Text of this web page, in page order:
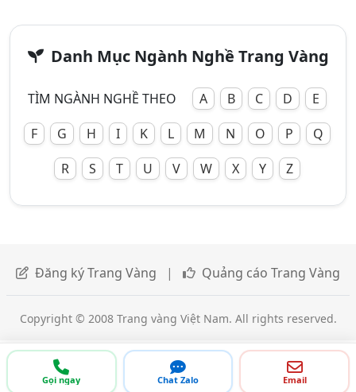
Gọi ngay Chat Zalo Email
Danh Mục Ngành Nghề Trang Vàng
TÌM NGÀNH NGHỀ THEO A B C D
E
F
G H I K L M N O P
Q
R
S T U V W X Y Z
Đăng ký Trang Vàng | Quảng cáo Trang Vàng
Copyright © 2008 Trang vàng Việt Nam. All rights reserved.